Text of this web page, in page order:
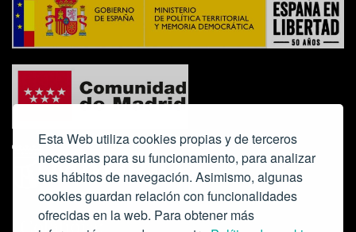
Esta Web utiliza cookies propias y de terceros
necesarias para su funcionamiento, para analizar
sus hábitos de navegación. Asimismo, algunas
cookies guardan relación con funcionalidades
ofrecidas en la web. Para obtener más
Colabora: